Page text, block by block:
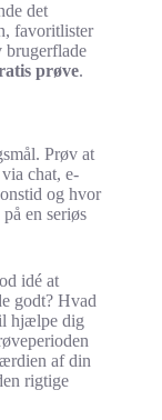
det
favoritlister
brugerflade
prøve.
Prøv at
chat, e-
og hvor
en seriøs
idé at
godt? Hvad
hjælpe dig
af din
rigtige